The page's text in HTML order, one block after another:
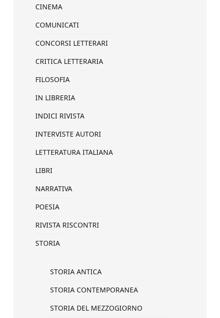
CINEMA
COMUNICATI
CONCORSI LETTERARI
CRITICA LETTERARIA
FILOSOFIA
IN LIBRERIA
INDICI RIVISTA
INTERVISTE AUTORI
LETTERATURA ITALIANA
LIBRI
NARRATIVA
POESIA
RIVISTA RISCONTRI
STORIA
STORIA ANTICA
STORIA CONTEMPORANEA
STORIA DEL MEZZOGIORNO